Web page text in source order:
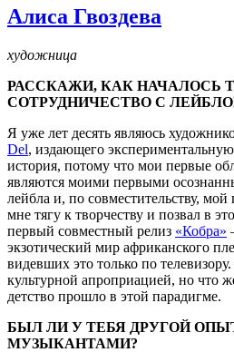
Алиса Гвоздева
художница
РАССКАЖИ, КАК НАЧАЛОСЬ
СОТРУДНИЧЕСТВО С
Я уже лет десять являюсь
Del, издающего
история, потому что мои первые
являются моими первыми
лейбла и, по совместительству,
мне тягу к творчеству и позвал в
первый совместный релиз «Кобра»
экзотический мир африканского
видевших это только по
культурной апроприацией, но что
детство прошло в этой парадигме.
БЫЛ ЛИ У ТЕБЯ ДРУГОЙ
МУЗЫКАНТАМИ?